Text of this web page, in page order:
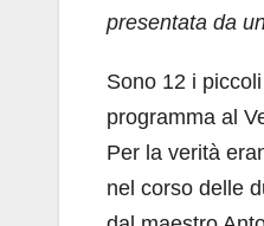
presentata da
Sono 12 i
programma al
Per la verità
nel corso delle